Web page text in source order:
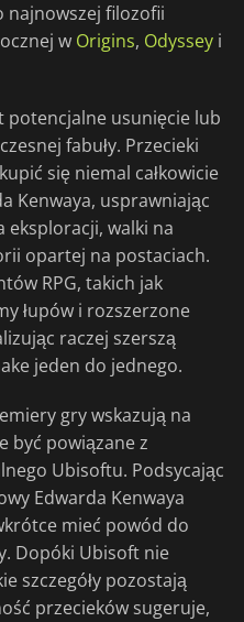
najnowszej filozofii
w Origins, Odyssey i
potencjalne usunięcie lub
fabuły. Przecieki
się niemal całkowicie
Kenwaya, usprawniając
eksploracji, walki na
opartej na postaciach.
RPG, takich jak
łupów i rozszerzone
raczej szerszą
jeden do jednego.
gry wskazują na
być powiązane z
Ubisoftu. Podsycając
Edwarda Kenwaya
mieć powód do
Dopóki Ubisoft nie
szczegóły pozostają
przecieków sugeruje,